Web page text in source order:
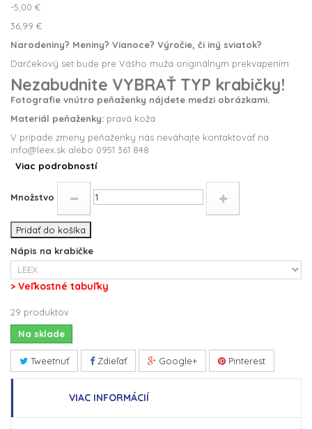
-5,00 €
36,99 €
Narodeniny? Meniny? Vianoce? Výročie, či iný sviatok?
Darčekový set bude pre Vášho muža originálnym prekvapením
Nezabudnite VYBRAŤ TYP krabičky!
Fotografie vnútra peňaženky nájdete medzi obrázkami.
Materiál peňaženky: pravá koža
V prípade zmeny peňaženky nás neváhajte kontaktovať na
info@leex.sk alebo 0951 361 848
Viac podrobností
Množstvo
Pridať do košíka
Nápis na krabičke
> Veľkostné tabuľky
29 produktov
Na sklade
Tweetnuť Zdieľať Google+ Pinterest
VIAC INFORMÁCIÍ